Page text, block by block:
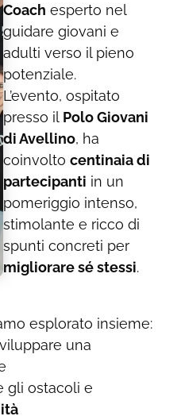
Coach esperto nel
guidare giovani e
adulti verso il pieno
potenziale.
L’evento, ospitato
presso il Polo Giovani
di Avellino, ha
coinvolto centinaia di
partecipanti in un
pomeriggio intenso,
stimolante e ricco di
spunti concreti per
migliorare sé stessi.
esplorato insieme:
una
gli ostacoli e